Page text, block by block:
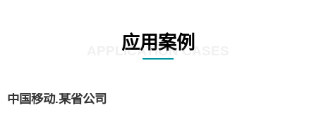
应用案例
APPLICATION CASES
中国移动.某省公司